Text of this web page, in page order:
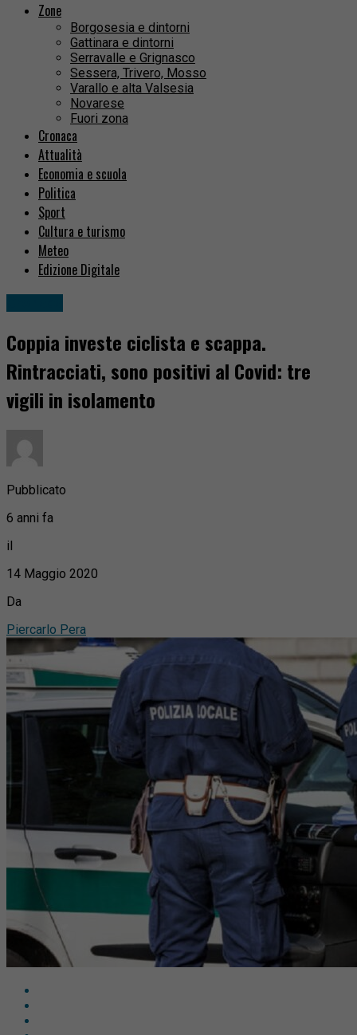
Zone
Borgosesia e dintorni
Gattinara e dintorni
Serravalle e Grignasco
Sessera, Trivero, Mosso
Varallo e alta Valsesia
Novarese
Fuori zona
Cronaca
Attualità
Economia e scuola
Politica
Sport
Cultura e turismo
Meteo
Edizione Digitale
Coppia investe ciclista e scappa.
Rintracciati, sono positivi al Covid: tre
vigili in isolamento
Pubblicato
6 anni fa
il
14 Maggio 2020
Da
Piercarlo Pera